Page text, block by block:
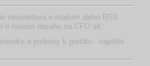
newslettera e-mailom alebo RSS
o novom obsahu na CFO.sk.
a podnety k portálu - napíšte